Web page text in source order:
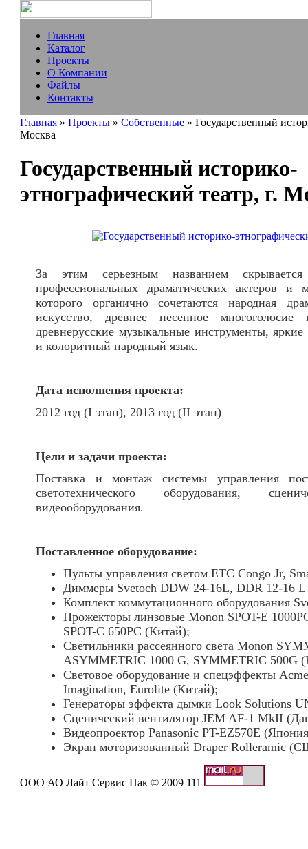
Главная
Каталог
Проекты
О Компании
Файлы
Контакты
Главная » Проекты » Собственные » Государственный
Москва
Государственный историко-
этнографический театр, г.
За этим серьезным названием
профессиональных драматических актеров и
которого органично сочетаются народная
искусство, древнее песенное многоголосие
древнерусские музыкальные инструменты,
и колоритный народный язык.
Дата исполнения проекта:
2012 год (I этап), 2013 год (II этап)
Цели и задачи проекта:
Поставка и монтаж системы управления
светотехнического оборудования,
видеооборудования.
Поставленное оборудование:
Пульты управления светом ETC Congo Jr,
Диммеры Svetoch DDW 24-16L, DDR 12-16 L
Комплект коммутационного оборудования
Прожекторы линзовые Monon SPOT-E
SPOT-C 650PC (Китай);
Светильники рассеянного света Monon
ASYMMETRIC 1000 G, SYMMETRIC 500G
Световое оборудование и спецэффекты
Imagination, Eurolite (Китай);
Генераторы эффекта дымки Look Solutions
Сценический вентилятор JEM AF-1 MkII
Видеопроектор Panasonic PT-EZ570E
Экран моторизованный Draper Rolleramic
ООО АО Лайт Сервис Пак © 2009 111